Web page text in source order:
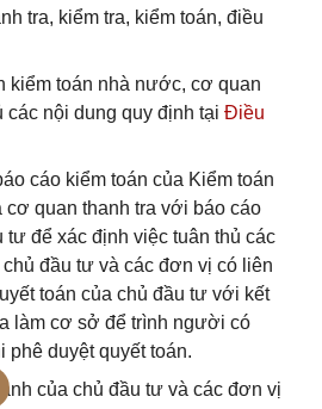
tra, kiểm tra, kiểm toán, điều
kiểm toán nhà nước, cơ quan
các nội dung quy định tại Điều
cáo kiểm toán của Kiểm toán
quan thanh tra với báo cáo
tư để xác định việc tuân thủ các
đầu tư và các đơn vị có liên
toán của chủ đầu tư với kết
làm cơ sở để trình người có
phê duyệt quyết toán.
của chủ đầu tư và các đơn vị